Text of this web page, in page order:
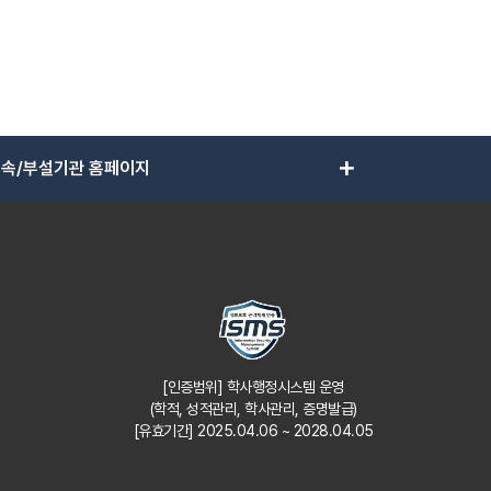
/부설기관 홈페이지 add
[인증범위] 학사행정시스템 운영
(학적, 성적관리, 학사관리, 증명발급)
[유효기간] 2025.04.06 ~ 2028.04.05